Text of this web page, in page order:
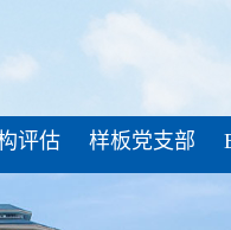
评估 样板党支部